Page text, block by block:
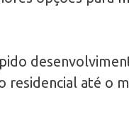
residencial até o